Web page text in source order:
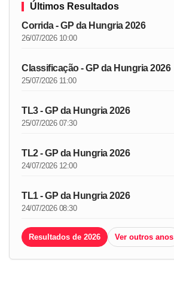
Últimos Resultados
Corrida - GP da Hungria 2026
26/07/2026 10:00
Classificação - GP da Hungria 2026
25/07/2026 11:00
TL3 - GP da Hungria 2026
25/07/2026 07:30
TL2 - GP da Hungria 2026
24/07/2026 12:00
TL1 - GP da Hungria 2026
24/07/2026 08:30
Resultados de 2026 Ver outros anos